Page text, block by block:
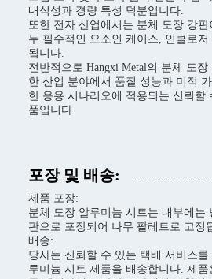
내식성과 경량 특성 덕분입니다.
또한 전자 산업에서는 분체 도장 강
두 필수적인 요소인 케이스, 인클로
됩니다.
전반적으로 Hangxi Metal의 분체 도
한 산업 분야에서 품질 성능과 미적
한 응용 시나리오에 적용되는 신뢰할
품입니다.
포장 및 배송:
제품 포장:
분체 도장 알루미늄 시트는 내부에는
판으로 포장되어 나무 팔레트로 고정
배송:
당사는 신뢰할 수 있는 택배 서비스
루미늄 시트 제품을 배송합니다. 제